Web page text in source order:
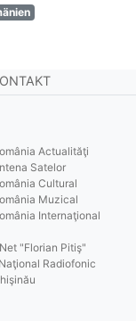
Actualităţi
Satelor
Cultural
Muzical
Internaţional
"Florian Pitiş"
Radiofonic